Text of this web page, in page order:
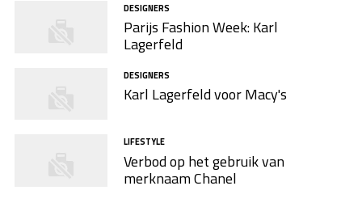
DESIGNERS
Parijs Fashion Week: Karl
Lagerfeld
DESIGNERS
Karl Lagerfeld voor Macy's
LIFESTYLE
Verbod op het gebruik van
merknaam Chanel